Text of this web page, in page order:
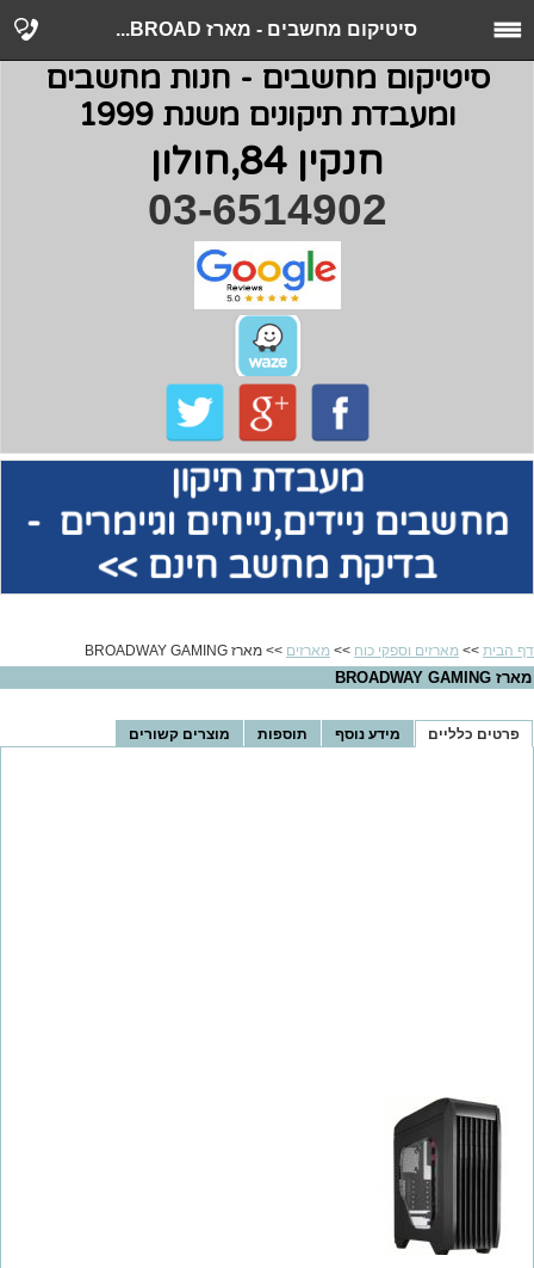
סיטיקום מחשבים - מארז BROAD...
סיטיקום מחשבים - חנות מחשבים
ומעבדת תיקונים משנת 1999
חנקין 84,חולון
03-6514902
מעבדת תיקון
מחשביםניידים,נייחים וגיימרים -
בדיקת מחשב חינם >>
דף הבית >> מארזים וספקי כוח >> מארזים >> מארז BROADWAY GAMING
מארז BROADWAY GAMING
פרטים כלליים מידע נוסף תוספות מוצרים קשורים